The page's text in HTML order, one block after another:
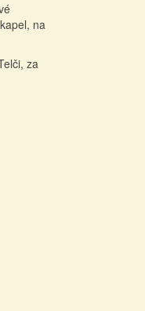
na
za